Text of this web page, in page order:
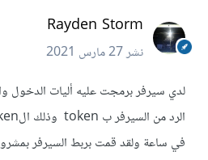
Rayden Storm
نشر27 مارس 2021
لدي سيرفر برمجت عليه أليات الدخول